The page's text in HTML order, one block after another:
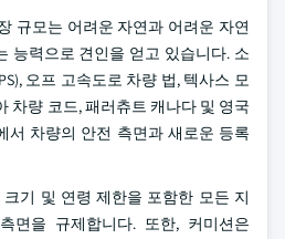
규모는 어려운 자연과 어려운 자연
능력으로 견인을 얻고 있습니다. 소
오프 고속도로 차량 법, 텍사스 모
차량 코드, 패러츄트 캐나다 및 영국
서 차량의 안전 측면과 새로운 등록
크기 및 연령 제한을 포함한 모든 지
면을 규제합니다. 또한, 커미션은